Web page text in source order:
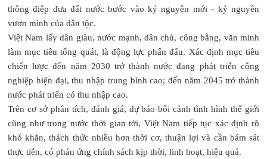
thông điệp đưa đất nước bước vào kỷ nguyên mới - kỷ nguyên
vươn mình của dân tộc.
Việt Nam lấy dân giàu, nước mạnh, dân chủ, công bằng, văn minh
làm mục tiêu tổng quát, là động lực phấn đấu. Xác định mục tiêu
chiến lược đến năm 2030 trở thành nước đang phát triển công
nghiệp hiện đại, thu nhập trung bình cao; đến năm 2045 trở thành
nước phát triển có thu nhập cao.
Trên cơ sở phân tích, đánh giá, dự báo bối cảnh tình hình thế giới
cũng như trong nước thời gian tới, Việt Nam tiếp tục xác định rõ
khó khăn, thách thức nhiều hơn thời cơ, thuận lợi và cần bám sát
thực tiễn, có phản ứng chính sách kịp thời, linh hoạt, hiệu quả.